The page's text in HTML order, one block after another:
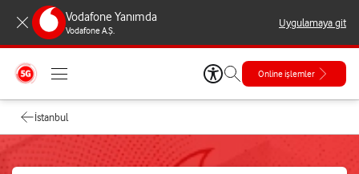
Vodafone Yanımda
Vodafone A.Ş.
Uygulamaya git
Online işlemler
İstanbul